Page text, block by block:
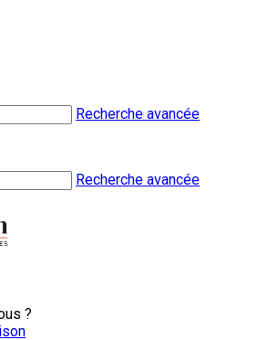
Recherche avancée
Recherche avancée
?